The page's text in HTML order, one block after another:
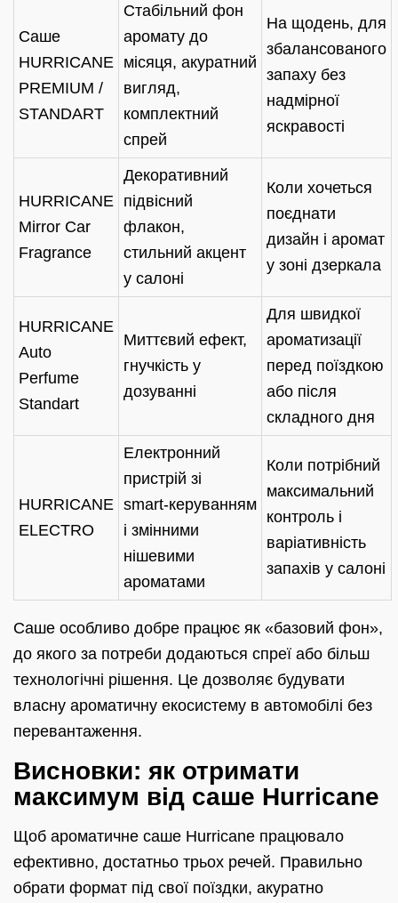
Саше
HURRICANE
PREMIUM /
STANDART
Стабільний фон
аромату до
місяця, акуратний
вигляд,
комплектний
спрей
На щодень, для
збалансованого
запаху без
надмірної
яскравості
HURRICANE
Mirror Car
Fragrance
Декоративний
підвісний
флакон,
стильний акцент
у салоні
Коли хочеться
поєднати
дизайн і аромат
у зоні дзеркала
HURRICANE
Auto
Perfume
Standart
Миттєвий ефект,
гнучкість у
дозуванні
Для швидкої
ароматизації
перед поїздкою
або після
складного дня
HURRICANE
ELECTRO
Електронний
пристрій зі
smart‑керуванням
і змінними
нішевими
ароматами
Коли потрібний
максимальний
контроль і
варіативність
запахів у салоні
Саше особливо добре працює як «базовий фон»,
до якого за потреби додаються спреї або більш
технологічні рішення. Це дозволяє будувати
власну ароматичну екосистему в автомобілі без
перевантаження.
Висновки: як отримати
максимум від саше Hurricane
Щоб ароматичне саше Hurricane працювало
ефективно, достатньо трьох речей. Правильно
обрати формат під свої поїздки, акуратно